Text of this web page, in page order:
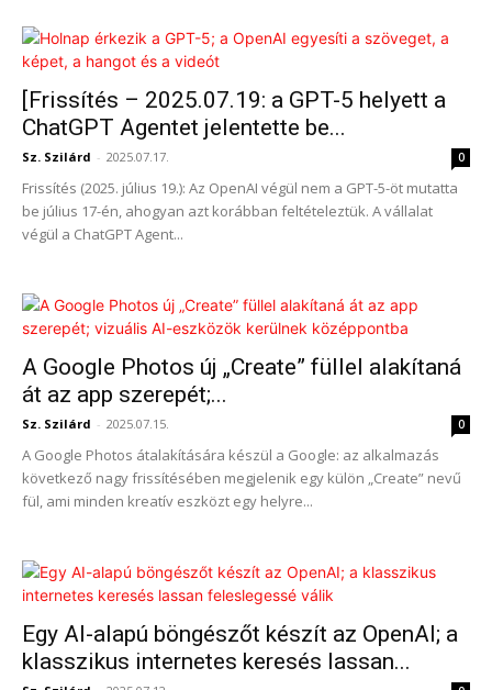
[Frissítés – 2025.07.19: a GPT-5 helyett a
ChatGPT Agentet jelentette be...
Sz. Szilárd - 2025.07.17. 0
Frissítés (2025. július 19.): Az OpenAI végül nem a GPT-5-öt mutatta
be július 17-én, ahogyan azt korábban feltételeztük. A vállalat
végül a ChatGPT Agent...
A Google Photos új „Create” füllel alakítaná
át az app szerepét;...
Sz. Szilárd - 2025.07.15. 0
A Google Photos átalakítására készül a Google: az alkalmazás
következő nagy frissítésében megjelenik egy külön „Create” nevű
fül, ami minden kreatív eszközt egy helyre...
Egy AI-alapú böngészőt készít az OpenAI; a
klasszikus internetes keresés lassan...